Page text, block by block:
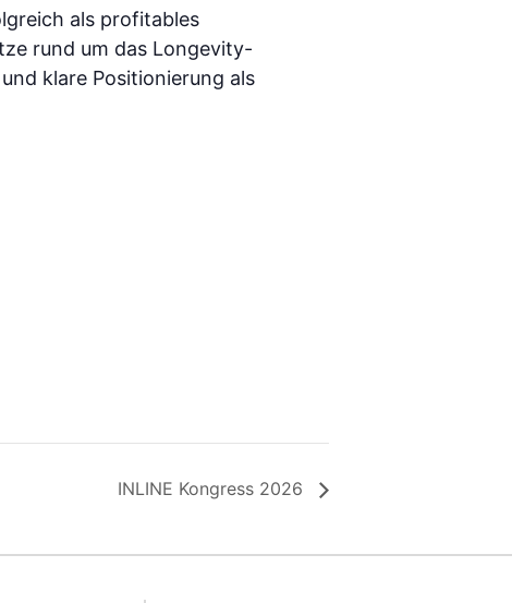
als profitables
rund um das Longevity-
klare Positionierung als
INLINE Kongress 2026